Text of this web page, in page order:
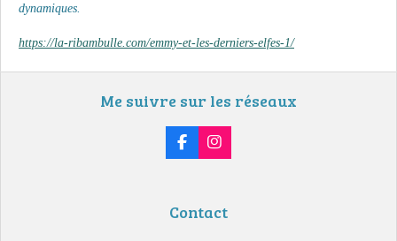
dynamiques.
https://la-ribambulle.com/emmy-et-les-derniers-elfes-1/
Me suivre sur les réseaux
F
a
o
I
n
g
Contact